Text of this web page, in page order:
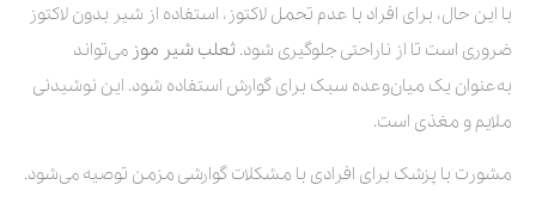
با این حال، برای افراد با عدم تحمل لاکتوز، استفاده از شیر بدون لاکتوز
ضروری است تا از ناراحتی جلوگیری شود. ثعلب شیر موز می‌تواند
به‌عنوان یک میان‌وعده سبک برای گوارش استفاده شود. این نوشیدنی
ملایم و مغذی است.
مشورت با پزشک برای افرادی با مشکلات گوارشی مزمن توصیه می‌شود.